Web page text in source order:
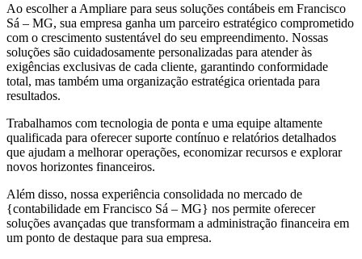
Ao escolher a Ampliare para seus soluções contábeis em Francisco
Sá – MG, sua empresa ganha um parceiro estratégico comprometido
com o crescimento sustentável do seu empreendimento. Nossas
soluções são cuidadosamente personalizadas para atender às
exigências exclusivas de cada cliente, garantindo conformidade
total, mas também uma organização estratégica orientada para
resultados.
Trabalhamos com tecnologia de ponta e uma equipe altamente
qualificada para oferecer suporte contínuo e relatórios detalhados
que ajudam a melhorar operações, economizar recursos e explorar
novos horizontes financeiros.
Além disso, nossa experiência consolidada no mercado de
{contabilidade em Francisco Sá – MG} nos permite oferecer
soluções avançadas que transformam a administração financeira em
um ponto de destaque para sua empresa.